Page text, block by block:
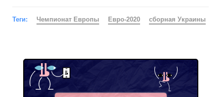
Теги: Чемпионат Европы Евро-2020 сборная Украины